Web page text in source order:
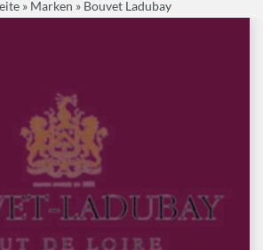
Angebote
Spirituosen-Pakete
Geschenk-Pakete
Spirituosen
Marken
Inspiration
» Marken » Bouvet Ladubay